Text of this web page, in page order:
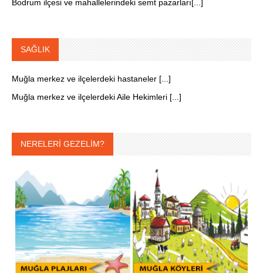
Bodrum ilçesi ve mahallelerindeki semt pazarları[...]
SAĞLIK
Muğla merkez ve ilçelerdeki hastaneler [...]
Muğla merkez ve ilçelerdeki Aile Hekimleri [...]
NERELERİ GEZELİM?